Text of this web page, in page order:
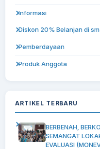
Informasi
Diskon 20% Belanjan di
Pemberdayaan
Produk Anggota
ARTIKEL TERBARU
BERBENAH,
SEMANGAT
EVALUASI